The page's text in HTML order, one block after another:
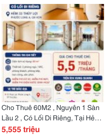
Cho Thuê 60M2 , Nguyên 1 Sàn
Lầu 2 , Có Lối Di Riêng, Tại Hẻm
33 Thuỷ Lợi , Phước Long A, Q9
5,555 triệu